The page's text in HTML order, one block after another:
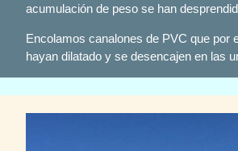
acumulación de peso se han
Encolamos canalones de PVC que por
hayan dilatado y se desencajen en las